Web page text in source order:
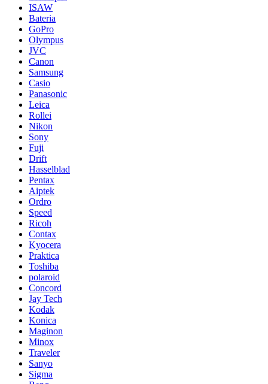
ISAW
Bateria
GoPro
Olympus
JVC
Canon
Samsung
Casio
Panasonic
Leica
Rollei
Nikon
Sony
Fuji
Drift
Hasselblad
Pentax
Aiptek
Ordro
Speed
Ricoh
Contax
Kyocera
Praktica
Toshiba
polaroid
Concord
Jay Tech
Kodak
Konica
Maginon
Minox
Traveler
Sanyo
Sigma